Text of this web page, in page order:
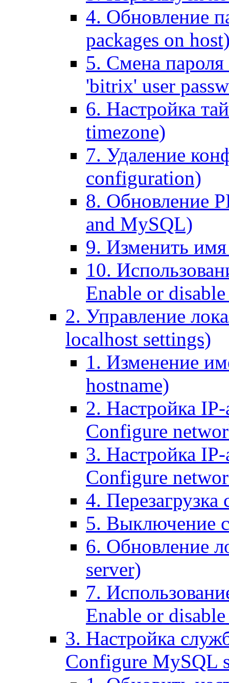
4. Обновление
packages on
5. Смена пароля
'bitrix' user
6. Настройка
timezone)
7. Удаление
configuration)
8. Обновление
and MySQL)
9. Изменить имя
10.
Enable or
2. Управление
localhost settings)
1. Изменение
hostname)
2. Настройка IP-
Configure
3. Настройка
Configure
4. Перезагрузка
5. Выключение
6. Обновление
server)
7.
Enable or
3. Настройка
Configure MySQL